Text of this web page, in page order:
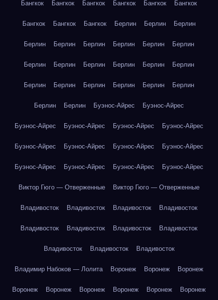
Бангкок Бангкок Бангкок Бангкок Бангкок Бангкок
Бангкок Бангкок Бангкок Берлин Берлин Берлин
Берлин Берлин Берлин Берлин Берлин Берлин
Берлин Берлин Берлин Берлин Берлин Берлин
Берлин Берлин Берлин Берлин Берлин Берлин
Берлин Берлин Буэнос-Айрес Буэнос-Айрес
Буэнос-Айрес Буэнос-Айрес Буэнос-Айрес Буэнос-Айрес
Буэнос-Айрес Буэнос-Айрес Буэнос-Айрес Буэнос-Айрес
Буэнос-Айрес Буэнос-Айрес Буэнос-Айрес Буэнос-Айрес
Виктор Гюго — Отверженные Виктор Гюго — Отверженные
Владивосток Владивосток Владивосток Владивосток
Владивосток Владивосток Владивосток Владивосток
Владивосток Владивосток Владивосток
Владимир Набоков — Лолита Воронеж Воронеж Воронеж
Воронеж Воронеж Воронеж Воронеж Воронеж Воронеж